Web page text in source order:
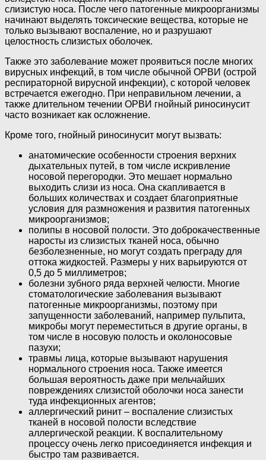
слизистую носа. После чего патогенные микроорганизмы
начинают выделять токсические вещества, которые не
только вызывают воспаление, но и разрушают
целостность слизистых оболочек.
Также это заболевание может проявиться после многих
вирусных инфекций, в том числе обычной ОРВИ (острой
респираторной вирусной инфекции), с которой человек
встречается ежегодно. При неправильном лечении, а
также длительном течении ОРВИ гнойный риносинусит
часто возникает как осложнение.
Кроме того, гнойный риносинусит могут вызвать:
анатомические особенности строения верхних
дыхательных путей, в том числе искривление
носовой перегородки. Это мешает нормально
выходить слизи из носа. Она скапливается в
больших количествах и создает благоприятные
условия для размножения и развития патогенных
микроорганизмов;
полипы в носовой полости. Это доброкачественные
наросты из слизистых тканей носа, обычно
безболезненные, но могут создать преграду для
оттока жидкостей. Размеры у них варьируются от
0,5 до 5 миллиметров;
болезни зубного ряда верхней челюсти. Многие
стоматологические заболевания вызывают
патогенные микроорганизмы, поэтому при
запущенности заболеваний, например пульпита,
микробы могут переместиться в другие органы, в
том числе в носовую полость и околоносовые
пазухи;
травмы лица, которые вызывают нарушения
нормального строения носа. Также имеется
большая вероятность даже при мельчайших
повреждениях слизистой оболочки носа занести
туда инфекционных агентов;
аллергический ринит – воспаление слизистых
тканей в носовой полости вследствие
аллергической реакции. К воспалительному
процессу очень легко присоединяется инфекция и
быстро там развивается.